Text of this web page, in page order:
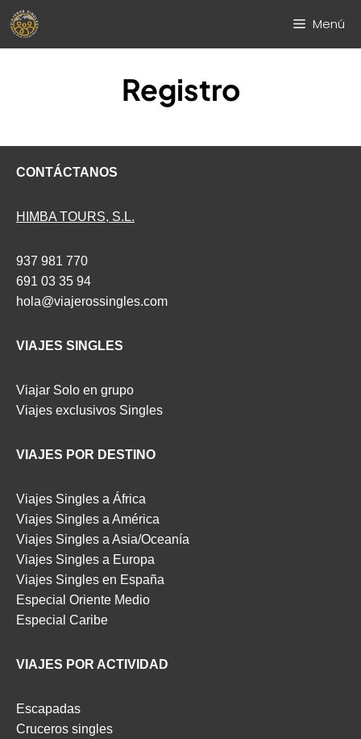
Saltar
contenido
Menú
Registro
CONTÁCTANOS
HIMBA TOURS, S.L.
937 981 770
691 03 35 94
hola@viajerossingles.com
VIAJES SINGLES
Viajar Solo en grupo
Viajes exclusivos Singles
VIAJES POR DESTINO
Viajes Singles a África
Viajes Singles a América
Viajes Singles a Asia/Oceanía
Viajes Singles a Europa
Viajes Singles en España
Especial Oriente Medio
Especial Caribe
VIAJES POR ACTIVIDAD
Escapadas
Cruceros singles